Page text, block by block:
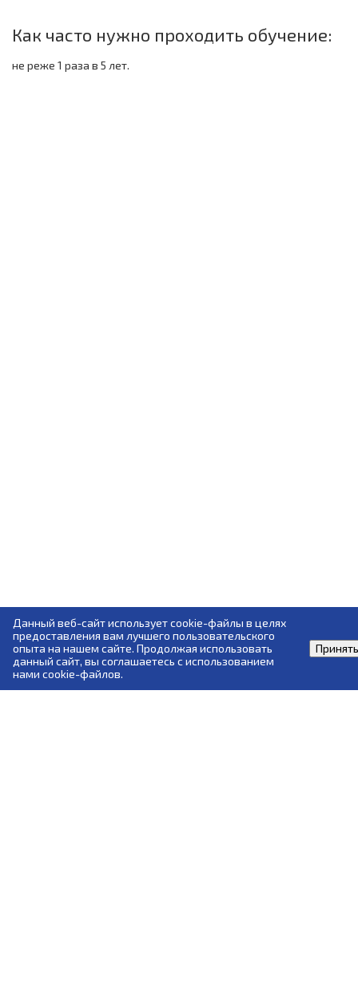
Как часто нужно проходить обучение:
не реже 1 раза в 5 лет.
Данный веб-сайт использует cookie-файлы в целях
предоставления вам лучшего пользовательского
опыта на нашем сайте. Продолжая использовать
данный сайт, вы соглашаетесь с использованием
нами cookie-файлов.
Принять